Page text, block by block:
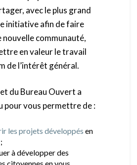
avec le plus grand
initiative afin de faire
communauté,
en valeur le travail
de l’intérêt général.
du Bureau Ouvert a
pour vous permettre de :
les projets développés en
à développer des